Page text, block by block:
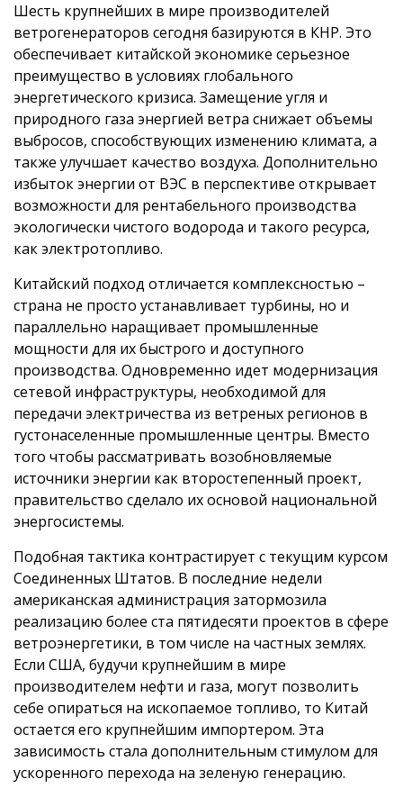
Шесть крупнейших в мире производителей
ветрогенераторов сегодня базируются в КНР. Это
обеспечивает китайской экономике серьезное
преимущество в условиях глобального
энергетического кризиса. Замещение угля и
природного газа энергией ветра снижает объемы
выбросов, способствующих изменению климата, а
также улучшает качество воздуха. Дополнительно
избыток энергии от ВЭС в перспективе открывает
возможности для рентабельного производства
экологически чистого водорода и такого ресурса,
как электротопливо.
Китайский подход отличается комплексностью –
страна не просто устанавливает турбины, но и
параллельно наращивает промышленные
мощности для их быстрого и доступного
производства. Одновременно идет модернизация
сетевой инфраструктуры, необходимой для
передачи электричества из ветреных регионов в
густонаселенные промышленные центры. Вместо
того чтобы рассматривать возобновляемые
источники энергии как второстепенный проект,
правительство сделало их основой национальной
энергосистемы.
Подобная тактика контрастирует с текущим курсом
Соединенных Штатов. В последние недели
американская администрация затормозила
реализацию более ста пятидесяти проектов в сфере
ветроэнергетики, в том числе на частных землях.
Если США, будучи крупнейшим в мире
производителем нефти и газа, могут позволить
себе опираться на ископаемое топливо, то Китай
остается его крупнейшим импортером. Эта
зависимость стала дополнительным стимулом для
ускоренного перехода на зеленую генерацию.